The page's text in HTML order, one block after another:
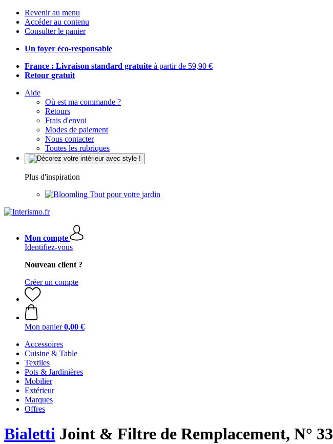
Revenir au menu
Accéder au contenu
Consulter le panier
Un foyer éco-responsable
France : Livraison standard gratuite à partir de 59,90 €
Retour gratuit
Aide
Où est ma commande ?
Retours
Frais d'envoi
Modes de paiement
Nous contacter
Toutes les rubriques
Plus d'inspiration
Tout pour votre jardin
Mon compte
Identifiez-vous
Nouveau client ?
Créer un compte
Mon panier 0,00 €
Accessoires
Cuisine & Table
Textiles
Pots & Jardinières
Mobilier
Extérieur
Marques
Offres
Bialetti Joint & Filtre de Remplacement, N° 33